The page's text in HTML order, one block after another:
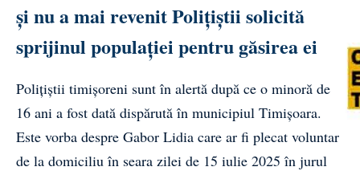
și nu a mai revenit Polițiștii solicită
sprijinul populației pentru găsirea ei
Polițiștii timișoreni sunt în alertă după ce o minoră de
16 ani a fost dată dispărută în municipiul Timișoara.
Este vorba despre Gabor Lidia care ar fi plecat voluntar
de la domiciliu în seara zilei de 15 iulie 2025 în jurul